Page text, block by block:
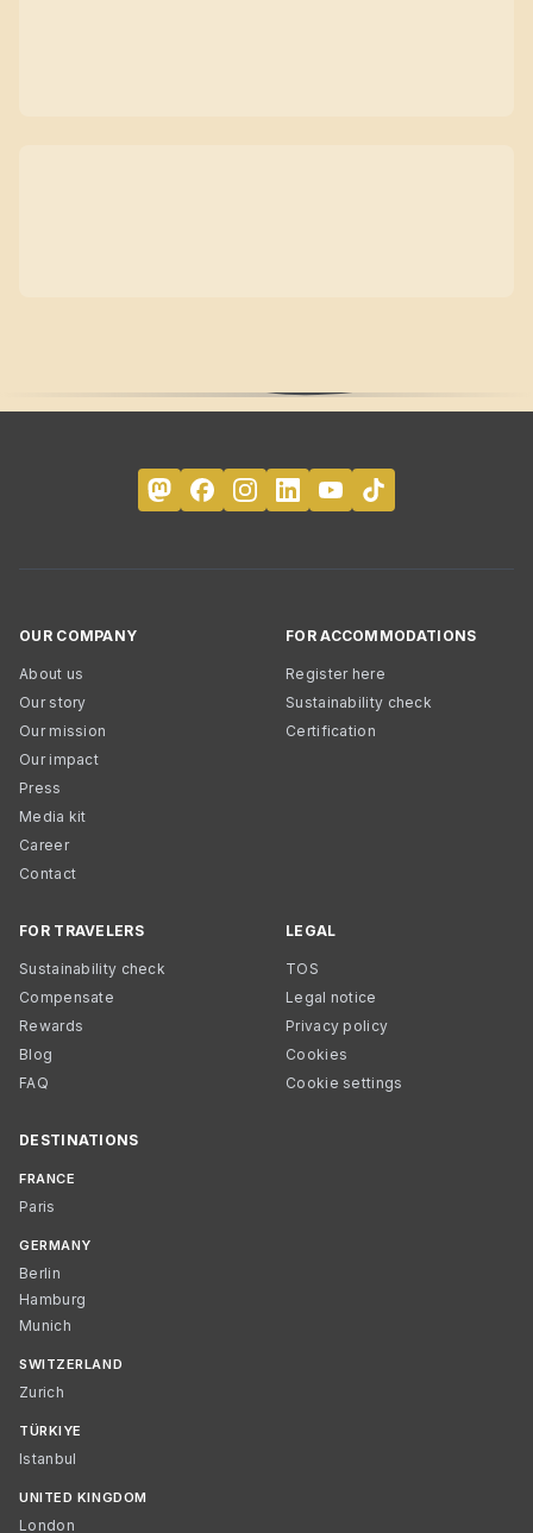
OUR COMPANY
About us
Our story
Our mission
Our impact
Press
Media kit
Career
Contact
FOR ACCOMMODATIONS
Register here
Sustainability check
Certification
FOR TRAVELERS
Sustainability check
Compensate
Rewards
Blog
FAQ
LEGAL
TOS
Legal notice
Privacy policy
Cookies
Cookie settings
DESTINATIONS
FRANCE
Paris
GERMANY
Berlin
Hamburg
Munich
SWITZERLAND
Zurich
TÜRKIYE
Istanbul
UNITED KINGDOM
London